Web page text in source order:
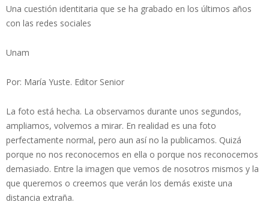
Una cuestión identitaria que se ha grabado en los últimos años
con las redes sociales
Unam
Por: María Yuste. Editor Senior
La foto está hecha. La observamos durante unos segundos,
ampliamos, volvemos a mirar. En realidad es una foto
perfectamente normal, pero aun así no la publicamos. Quizá
porque no nos reconocemos en ella o porque nos reconocemos
demasiado. Entre la imagen que vemos de nosotros mismos y la
que queremos o creemos que verán los demás existe una
distancia extraña.